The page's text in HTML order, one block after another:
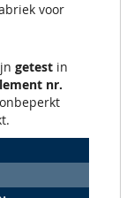
voor
getest in
nr.